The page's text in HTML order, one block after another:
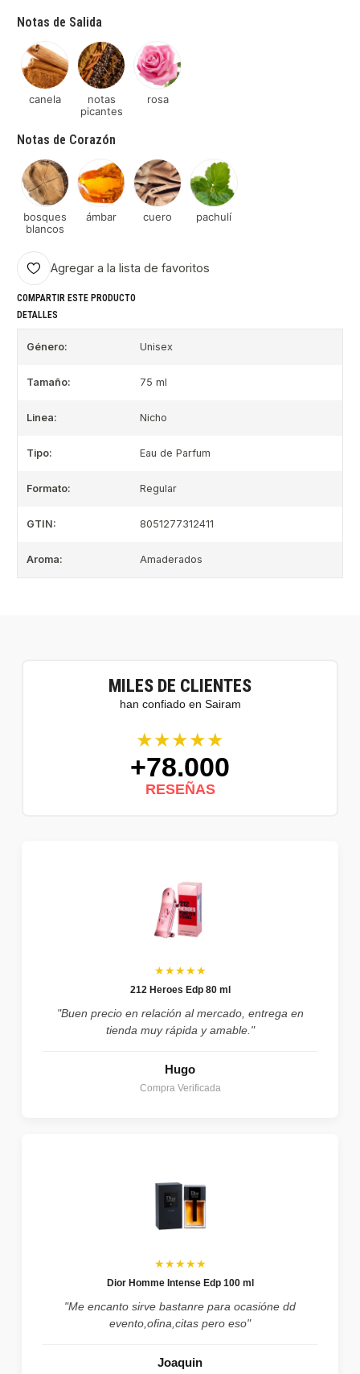
Notas de Salida
canela
notas
picantes
rosa
Notas de Corazón
bosques
blancos
ámbar cuero pachulí
Agregar a la lista de favoritos
COMPARTIR ESTE PRODUCTO
DETALLES
Género: Unisex
Tamaño: 75 ml
Linea: Nicho
Tipo: Eau de Parfum
Formato: Regular
GTIN: 8051277312411
Aroma: Amaderados
MILES DE CLIENTES
han confiado en Sairam
★★★★★
+78.000
RESEÑAS
★★★★★
212 Heroes Edp 80 ml
"Buen precio en relación al mercado, entrega en
tienda muy rápida y amable."
Hugo
Compra Verificada
★★★★★
Dior Homme Intense Edp 100 ml
"Me encanto sirve bastanre para ocasióne dd
evento,ofina,citas pero eso"
Joaquin